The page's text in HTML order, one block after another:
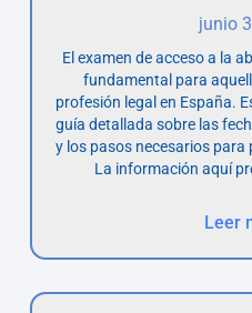
junio
El examen de acceso a la
fundamental para
profesión legal en España.
guía detallada sobre las
y los pasos necesarios
La información aquí
Leer